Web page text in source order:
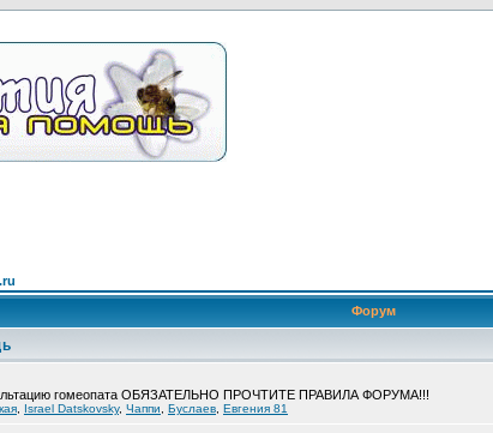
Форум
гомеопата ОБЯЗАТЕЛЬНО ПРОЧТИТЕ ПРАВИЛА ФОРУМА!!!
Israel Datskovsky, Чаппи Буслаев Евгения 81